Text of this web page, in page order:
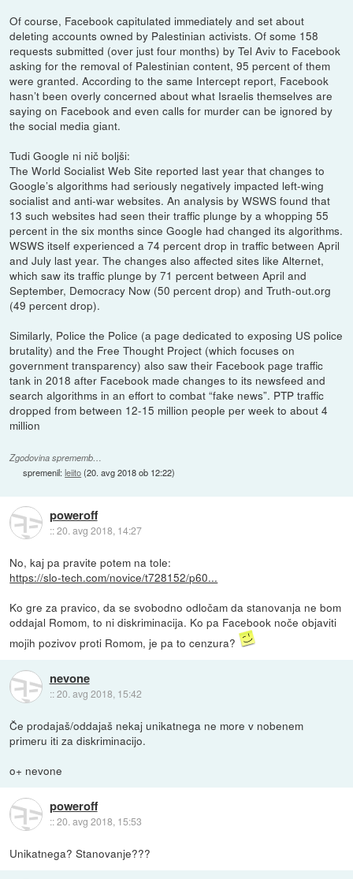
Of course, Facebook capitulated immediately and set about
deleting accounts owned by Palestinian activists. Of some 158
requests submitted (over just four months) by Tel Aviv to Facebook
asking for the removal of Palestinian content, 95 percent of them
were granted. According to the same Intercept report, Facebook
hasn’t been overly concerned about what Israelis themselves are
saying on Facebook and even calls for murder can be ignored by
the social media giant.
Tudi Google ni nič boljši:
The World Socialist Web Site reported last year that changes to
Google’s algorithms had seriously negatively impacted left-wing
socialist and anti-war websites. An analysis by WSWS found that
13 such websites had seen their traffic plunge by a whopping 55
percent in the six months since Google had changed its algorithms.
WSWS itself experienced a 74 percent drop in traffic between April
and July last year. The changes also affected sites like Alternet,
which saw its traffic plunge by 71 percent between April and
September, Democracy Now (50 percent drop) and Truth-out.org
(49 percent drop).
Similarly, Police the Police (a page dedicated to exposing US police
brutality) and the Free Thought Project (which focuses on
government transparency) also saw their Facebook page traffic
tank in 2018 after Facebook made changes to its newsfeed and
search algorithms in an effort to combat “fake news”. PTP traffic
dropped from between 12-15 million people per week to about 4
million
Zgodovina sprememb…
spremenil:leiito(20. avg 2018 ob 12:22)
poweroff
::20. avg 2018, 14:27
No, kaj pa pravite potem na tole:
https://slo-tech.com/novice/t728152/p60...
Ko gre za pravico, da se svobodno odločam da stanovanja ne bom
oddajal Romom, to ni diskriminacija. Ko pa Facebook noče objaviti
mojih pozivov proti Romom, je pa to cenzura?
nevone
::20. avg 2018, 15:42
Če prodajaš/oddajaš nekaj unikatnega ne more v nobenem
primeru iti za diskriminacijo.
o+ nevone
poweroff
::20. avg 2018, 15:53
Unikatnega? Stanovanje???